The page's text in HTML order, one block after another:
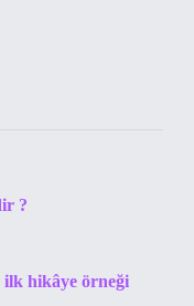
?
ilk hikâye örneği